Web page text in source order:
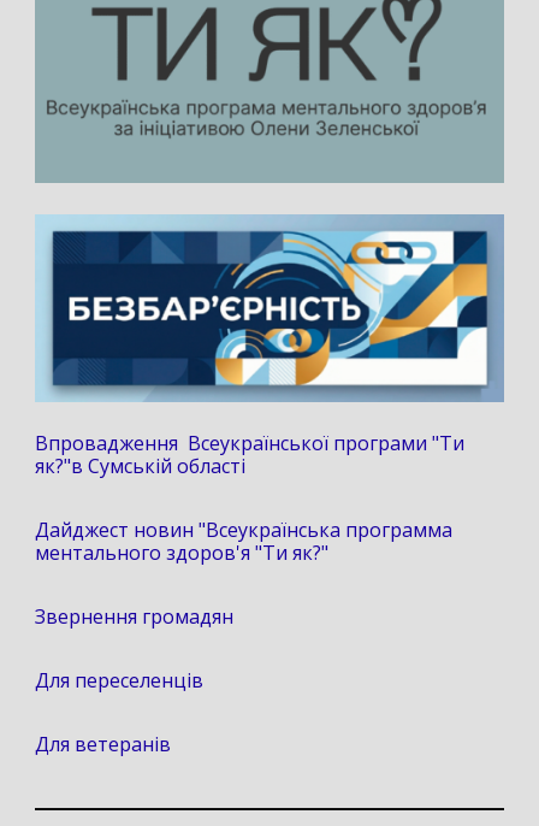
Впровадження Всеукраїнської програми "Ти
як?"в Сумській області
Дайджест новин "Всеукраїнська программа
ментального здоров'я "Ти як?"
Звернення громадян
Для переселенців
Для ветеранів